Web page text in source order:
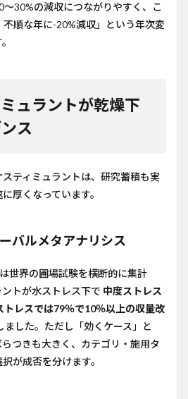
30%の減収につながりやすく、こ
順な年に-20%減収」という年次変
ュラントが乾燥下
ス
ティミュラントは、研究蓄積も実
厚くなっています。
バルメタアナリシス
世界の圃場試験を横断的に集計
トが水ストレス下で 中度ストレス
トレスでは79％で10％以上の収量改
ました。ただし「効くケース」と
らつきも大きく、カテゴリ・施用タ
が成否を分けます。